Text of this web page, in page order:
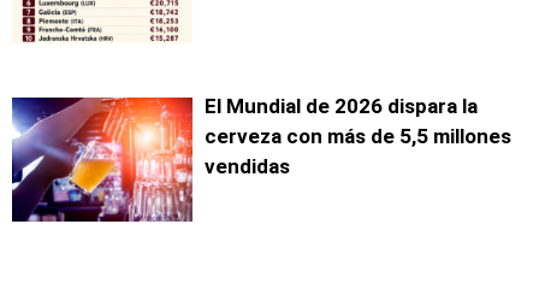
El Mundial de 2026 dispara la
cerveza con más de 5,5 millones
vendidas